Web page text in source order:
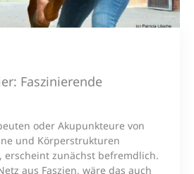
Faszinierende
oder Akupunkteure von
und Körperstrukturen
erscheint zunächst befremdlich.
aus Faszien, wäre das auch